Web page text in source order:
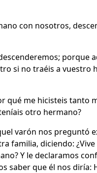
con nosotros,
porque
si no traéis a vuestro
qué me hicisteis tanto
otro hermano?
varón nos preguntó
familia, diciendo:
Y le declaramos
saber que él nos diría: